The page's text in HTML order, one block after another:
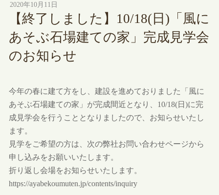
2020年10月11日
【終了しました】10/18(日)「風に
あそぶ石場建ての家」完成見学会
のお知らせ
今年の春に建て方をし、建設を進めておりました「風に
あそぶ石場建ての家」が完成間近となり、10/18(日)に完
成見学会を行うこととなりましたので、お知らせいたし
ます。
見学をご希望の方は、次の弊社お問い合わせページから
申し込みをお願いいたします。
折り返し会場をお知らせいたします。
https://ayabekoumuten.jp/contents/inquiry